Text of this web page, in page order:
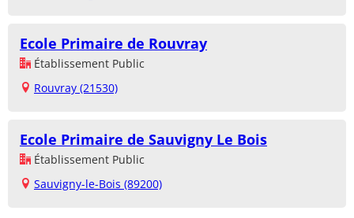
Ecole Primaire de Rouvray
Établissement Public
Rouvray (21530)
Ecole Primaire de Sauvigny Le Bois
Établissement Public
Sauvigny-le-Bois (89200)